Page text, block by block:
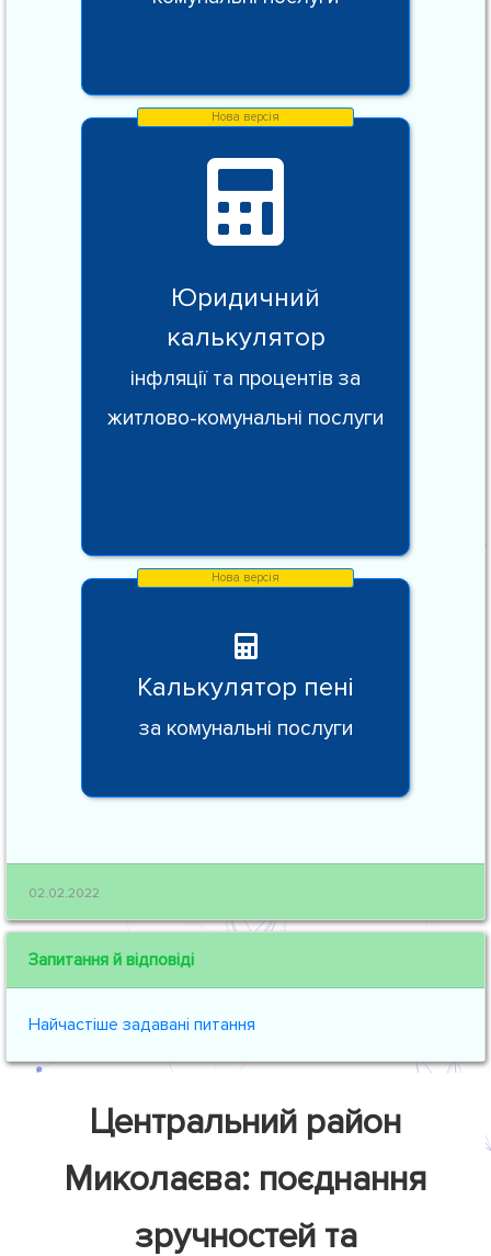
Юридичний
калькулятор
інфляції та процентів за
житлово-комунальні послуги
Калькулятор пені
за комунальні послуги
02.02.2022
Запитання й відповіді
Найчастіше задавані питання
Центральний район
Миколаєва: поєднання
зручностей та